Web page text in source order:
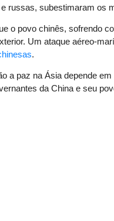
russas, subestimaram os
o povo chinês, sofrendo
Um ataque aéreo-
.
a paz na Ásia depende
da China e seu